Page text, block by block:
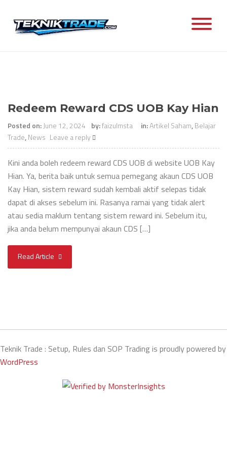
content
Redeem Reward CDS UOB Kay Hian
Posted on: June 12, 2024 by:faizulmsta in:Artikel Saham,Belajar
Trade,News Leave a reply
Kini anda boleh redeem reward CDS UOB di website UOB Kay
Hian. Ya, berita baik untuk semua pemegang akaun CDS UOB
Kay Hian, sistem reward sudah kembali aktif selepas tidak
dapat di akses sebelum ini. Rasanya ramai yang tidak alert
atau sedia maklum tentang sistem reward ini. Sebelum itu,
jika anda belum mempunyai akaun CDS […]
Read Article
Teknik Trade : Setup, Rules dan SOP Trading is proudly powered by
WordPress